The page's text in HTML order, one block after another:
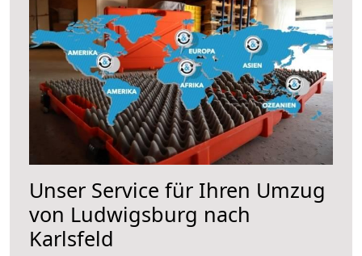
Unser Service für Ihren Umzug
von Ludwigsburg nach
Karlsfeld